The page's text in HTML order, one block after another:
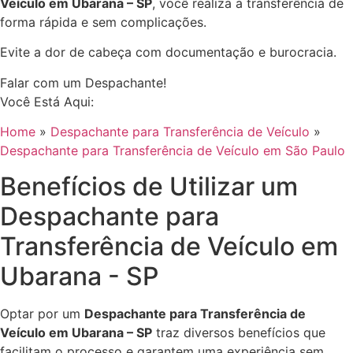
Veículo em Ubarana – SP, você realiza a transferência de
forma rápida e sem complicações.
Evite a dor de cabeça com documentação e burocracia.
Falar com um Despachante!
Você Está Aqui:
Home » Despachante para Transferência de Veículo »
Despachante para Transferência de Veículo em São Paulo
Benefícios de Utilizar um
Despachante para
Transferência de Veículo em
Ubarana - SP
Optar por um Despachante para Transferência de
Veículo em Ubarana – SP traz diversos benefícios que